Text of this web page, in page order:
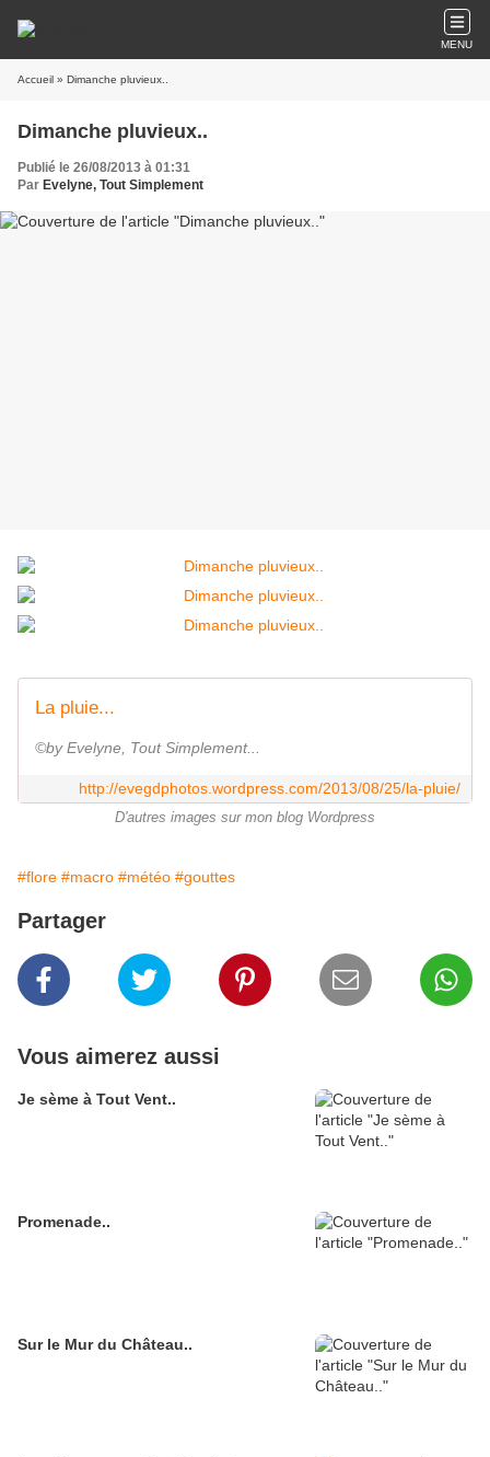
MENU
Accueil » Dimanche pluvieux..
Dimanche pluvieux..
Publié le 26/08/2013 à 01:31
Par Evelyne, Tout Simplement
La pluie...
©by Evelyne, Tout Simplement...
http://evegdphotos.wordpress.com/2013/08/25/la-pluie/
D'autres images sur mon blog Wordpress
#flore #macro #météo #gouttes
Partager
Vous aimerez aussi
Je sème à Tout Vent..
Promenade..
Sur le Mur du Château..